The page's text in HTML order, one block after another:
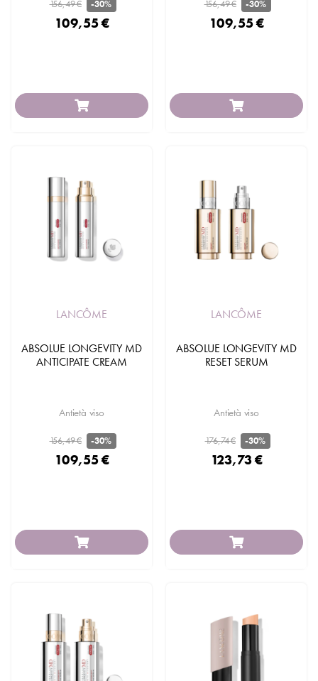
il tuo look su misura: discreto o
audace a seconda dell’occasione.
tempo, per tutte le donne che sei.
156,49 € -30%
109,55 €
156,49 € -30%
109,55 €
LANCÔME
ABSOLUE LONGEVITY MD
ANTICIPATE CREAM
Antietà viso
156,49 € -30%
109,55 €
LANCÔME
ABSOLUE LONGEVITY MD
RESET SERUM
Antietà viso
176,74 € -30%
123,73 €